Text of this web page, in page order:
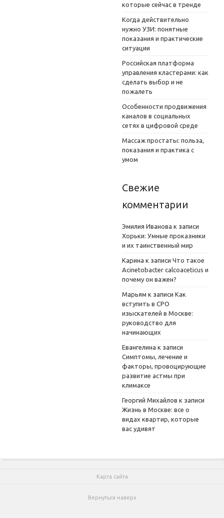
которые сейчас в тренде
Когда действительно
нужно УЗИ: понятные
показания и практические
ситуации
Российская платформа
управления кластерами: как
сделать выбор и не
пожалеть
Особенности продвижения
каналов в социальных
сетях в цифровой среде
Массаж простаты: польза,
показания и практика с
умом
Свежие
комментарии
Эмилия Иванова к записи
Хорьки: Умные проказники
и их таинственный мир
Карина к записи Что такое
Acinetobacter calcoaceticus и
почему он важен?
Марьям к записи Как
вступить в СРО
изыскателей в Москве:
руководство для
начинающих
Евангелина к записи
Симптомы, лечение и
факторы, провоцирующие
развитие астмы при
климаксе
Георгий Михайлов к записи
Жизнь в Москве: все о
видах квартир, которые
вас удивят
Карта сайта
Вернуться наверх